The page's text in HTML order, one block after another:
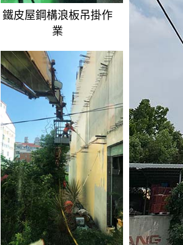
鐵皮屋鋼構浪板吊掛作
業